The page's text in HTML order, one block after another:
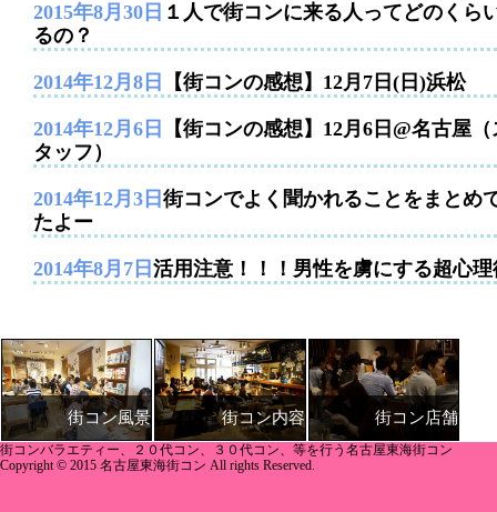
2015年8月30日 １人で街コンに来る人ってどのくら
るの？
2014年12月8日 【街コンの感想】12月7日(日)浜松
2014年12月6日
【街コンの感想】12月6日@名古屋（
タッフ）
2014年12月3日 街コンでよく聞かれることをまとめ
たよー
2014年8月7日 活用注意！！！男性を虜にする超心理
街コン風景 街コン内容 街コン店舗
街コンバラエティー、２０代コン、３０代コン、等を行う名古屋東海街コン
Copyright © 2015 名古屋東海街コン All rights Reserved.